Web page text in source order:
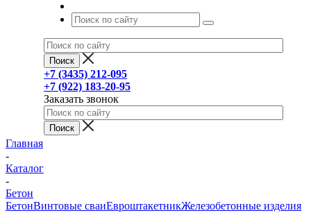
+7 (3435) 212-095
+7 (922) 183-20-95
Заказать звонок
Главная
-
Каталог
-
Бетон
БетонВинтовые сваиЕвроштакетникЖелезобетонные изделия